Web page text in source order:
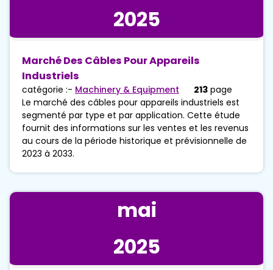
2025
Marché Des Câbles Pour Appareils
Industriels
catégorie :- Machinery & Equipment 213 page
Le marché des câbles pour appareils industriels est
segmenté par type et par application. Cette étude
fournit des informations sur les ventes et les revenus
au cours de la période historique et prévisionnelle de
2023 à 2033.
mai
2025